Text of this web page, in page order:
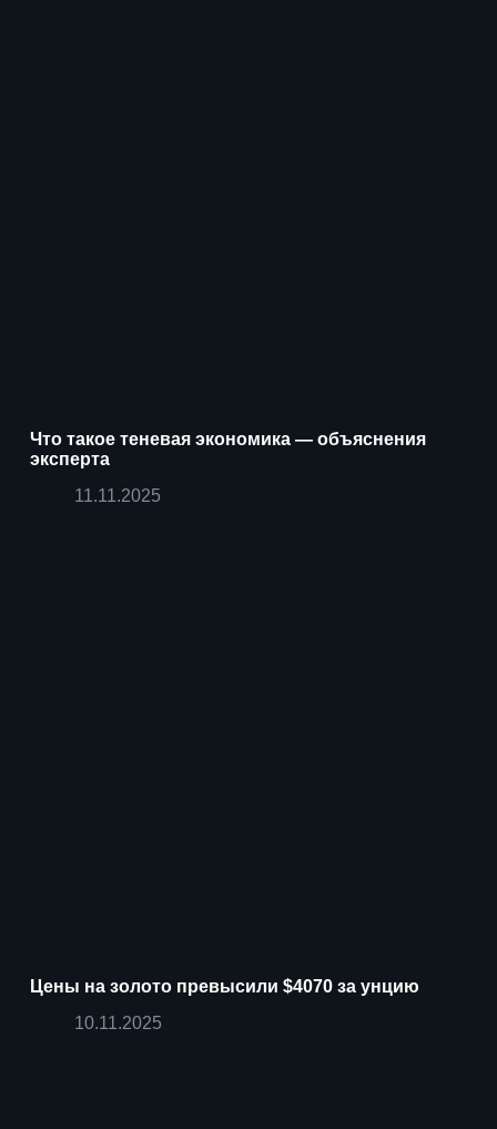
Что такое теневая экономика — объяснения
эксперта
11.11.2025
Цены на золото превысили $4070 за унцию
10.11.2025